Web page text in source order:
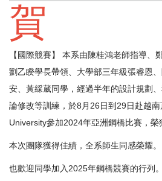
賀
【國際競賽】 本系由陳桂鴻老師指導、
劉乙睽學長帶領、大學部三年級張睿恩
安、黃綵葳同學，經過半年的設計規劃
論修改等訓練，於8月26日到29日赴越
University參加2024年亞洲鋼橋比賽，榮
本次團隊獲得佳績，全系師生同感榮耀。
也歡迎同學加入2025年鋼橋競賽的行列。